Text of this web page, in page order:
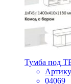
Тумба под
04069